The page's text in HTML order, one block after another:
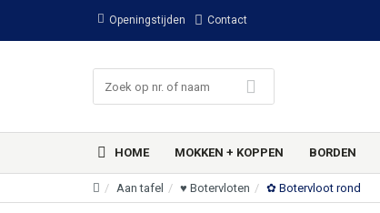
Openingstijden Contact
HOME MOKKEN + KOPPEN BORDEN
Aan tafel ♥ Botervloten ✿ Botervloot rond